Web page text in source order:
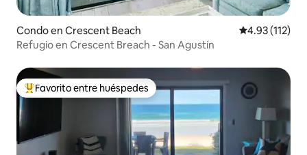
Condo en Crescent Beach Calificación
4.93 (112)
Refugio en Crescent Breach - San Agustín
Favorito entre huéspedes preferido
Favorito entre huéspedes